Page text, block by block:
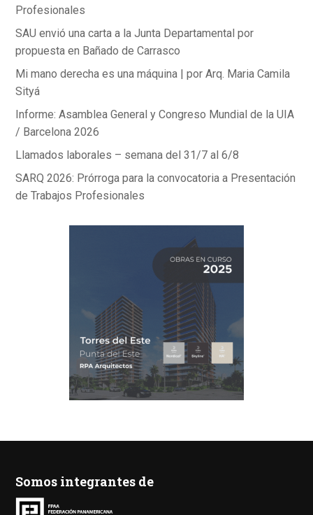
Profesionales
SAU envió una carta a la Junta Departamental por
propuesta en Bañado de Carrasco
Mi mano derecha es una máquina | por Arq. Maria Camila
Sityá
Informe: Asamblea General y Congreso Mundial de la UIA
/ Barcelona 2026
Llamados laborales – semana del 31/7 al 6/8
SARQ 2026: Prórroga para la convocatoria a Presentación
de Trabajos Profesionales
Somos integrantes de